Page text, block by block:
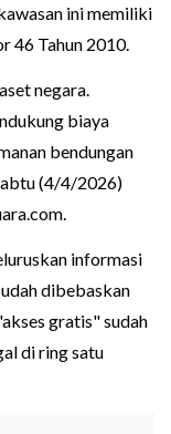
ini memiliki
46 Tahun 2010.
negara.
biaya
bendungan
(4/4/2026)
informasi
dibebaskan
gratis" sudah
di ring satu